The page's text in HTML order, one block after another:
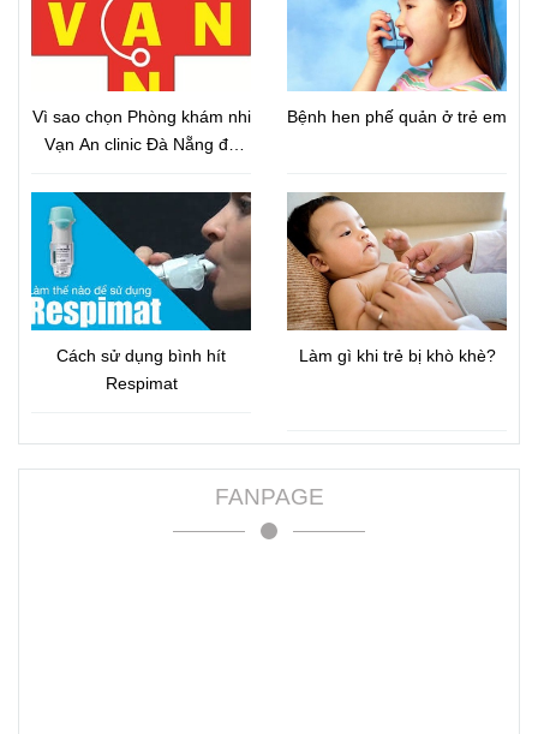
Vì sao chọn Phòng khám nhi
Vạn An clinic Đà Nẵng để
Bệnh hen phế quản ở trẻ em
Cách sử dụng bình hít
Respimat
Làm gì khi trẻ bị khò khè?
FANPAGE